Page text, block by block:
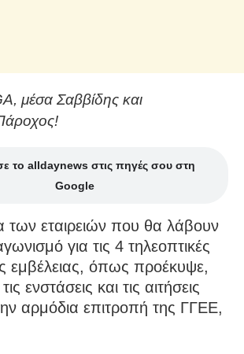
μέσα Σαββίδης και
το alldaynews στις πηγές σου στη
Google
των εταιρειών που θα λάβουν
για τις 4 τηλεοπτικές
εμβέλειας, όπως προέκυψε,
ενστάσεις και τις αιτήσεις
αρμόδια επιτροπή της ΓΓΕΕ,